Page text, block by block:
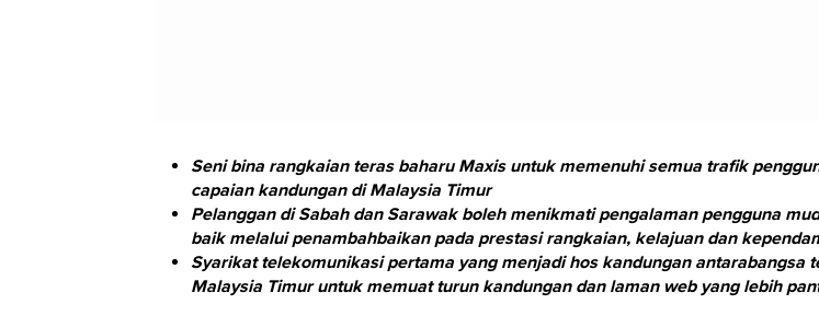
Seni bina rangkaian teras baharu Maxis untuk memenuhi semua trafik
capaian kandungan di Malaysia Timur
Pelanggan di Sabah dan Sarawak boleh menikmati pengalaman pengguna
baik melalui penambahbaikan pada prestasi rangkaian, kelajuan dan
Syarikat telekomunikasi pertama yang menjadi hos kandungan antarabangsa
Malaysia Timur untuk memuat turun kandungan dan laman web yang lebih